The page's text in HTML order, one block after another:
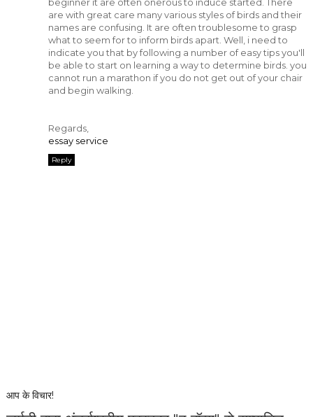
are with great care many various styles of birds and their
names are confusing. It are often troublesome to grasp
what to seem for to inform birds apart. Well, i need to
indicate you that by following a number of easy tips you'll
be able to start on learning a way to determine birds. you
cannot run a marathon if you do not get out of your chair
and begin walking.
Regards,
essay service
Reply
आप के विचार!